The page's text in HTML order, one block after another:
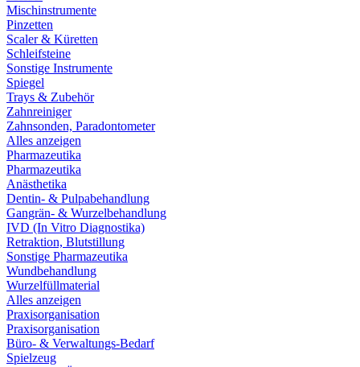
Mischinstrumente
Pinzetten
Scaler & Küretten
Schleifsteine
Sonstige Instrumente
Spiegel
Trays & Zubehör
Zahnreiniger
Zahnsonden, Paradontometer
Alles anzeigen
Pharmazeutika
Pharmazeutika
Anästhetika
Dentin- & Pulpabehandlung
Gangrän- & Wurzelbehandlung
IVD (In Vitro Diagnostika)
Retraktion, Blutstillung
Sonstige Pharmazeutika
Wundbehandlung
Wurzelfüllmaterial
Alles anzeigen
Praxisorganisation
Praxisorganisation
Büro- & Verwaltungs-Bedarf
Spielzeug